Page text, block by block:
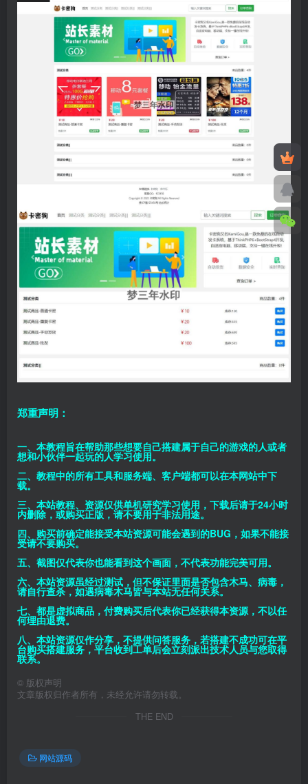
郑重声明：
一、本教程旨在帮助那些想要自己搭建属于自己的游戏的人或者
想和小伙伴一起玩的人学习使用。
二、教程中的所有工具和服务端、客户端都可以在本网站中下
载。
三、本站教程、资源仅供单机研究学习使用，下载后请于24小时
内删除，或购买正版，请不要用于非法用途。
四、购买前确定能接受本站资源可能会遇到的BUG，如果不能接
受请不要购买。
五、截图仅代表你也能看到这个画面，不代表功能完美可用。
六、本站资源虽经过测试，但不保证里面是否包含木马、病毒，
请自行查杀，如遇病毒木马皆与本站无任何关系。
七、都是虚拟商品，付费购买后代表你已经获得本资源，不以任
何理由退费。
八、本站资源仅作分享，不提供问答服务，若搭建不成功可在平
台购买搭建服务，平台收到工单后会立刻派出技术人员与您取得
联系。
© 版权声明
文章版权归作者所有，未经允许请勿转载。
THE END
网站源码